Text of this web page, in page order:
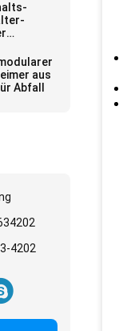
aus
Abfall
4202